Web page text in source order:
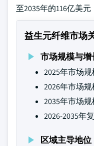
至2035年的116亿美元
益生元纤维市场
市场规模与增
2025年市场
2026年市场
2035年市场
2026-2035年
区域主导地位